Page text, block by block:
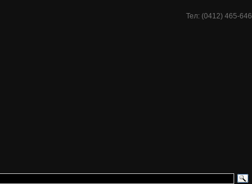
Тел: (0412) 465-646